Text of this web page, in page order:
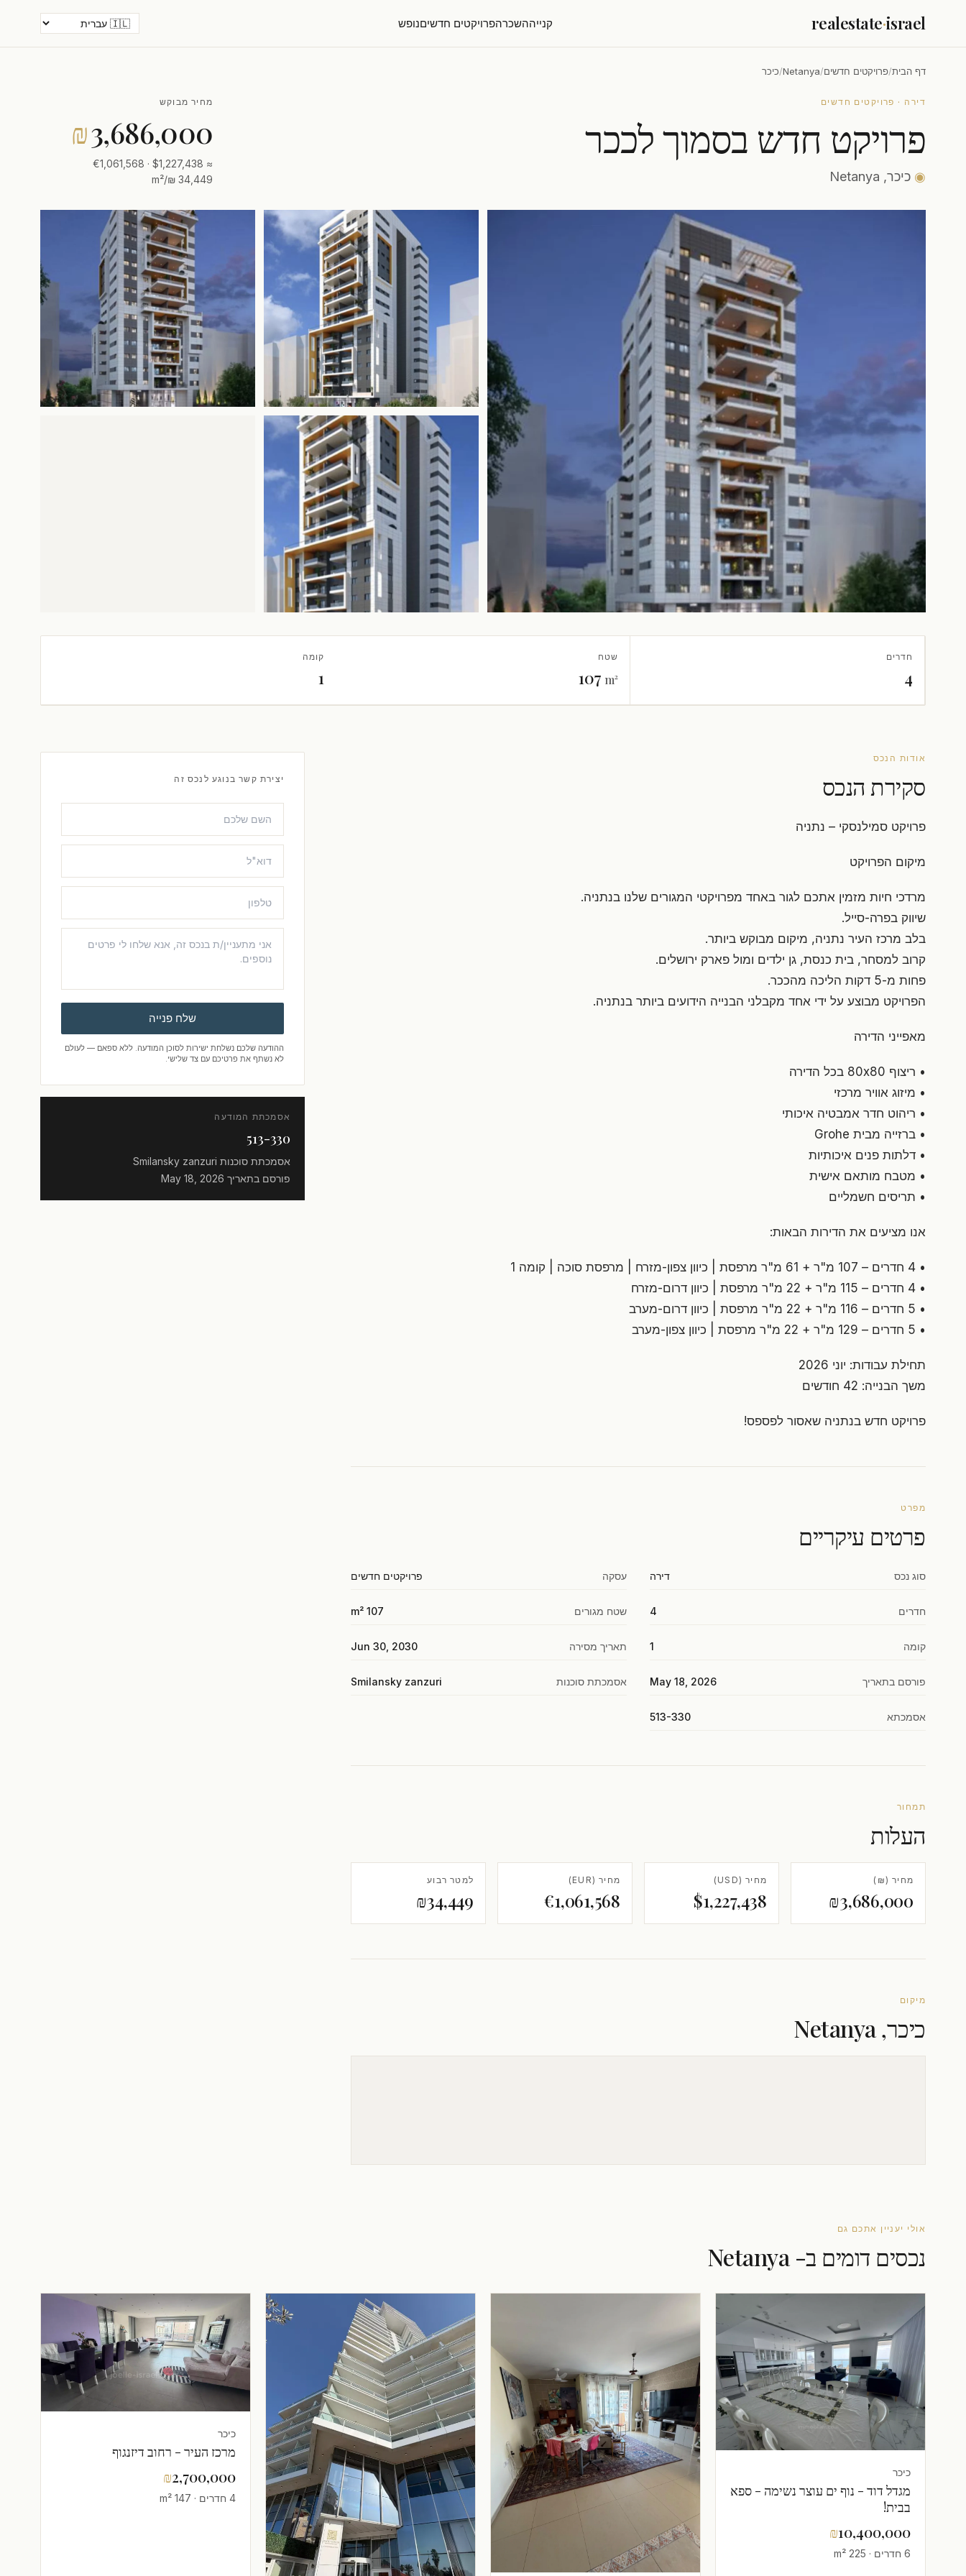
realestate·israel קנייההשכרהפרויקטים חדשיםנופש
דף הבית/פרויקטים חדשים/
Netanya
/כיכר
דירה · פרויקטים חדשים
פרויקט חדש בסמוך לככר
◉ כיכר, Netanya
מחיר מבוקש
₪3,686,000
≈ $1,227,438 · €1,061,568
34,449 ₪/m²
חדרים
4
שטח
107 m²
קומה
1
אודות הנכס
סקירת הנכס
פרויקט סמילנסקי – נתניה
מיקום הפרויקט
מרדכי חיות מזמין אתכם לגור באחד מפרויקטי המגורים שלנו בנתניה.
שיווק בפרה-סייל.
בלב מרכז העיר נתניה, מיקום מבוקש ביותר.
קרוב למסחר, בית כנסת, גן ילדים ומול פארק ירושלים.
פחות מ-5 דקות הליכה מהככר.
הפרויקט מבוצע על ידי אחד מקבלני הבנייה הידועים ביותר בנתניה.
מאפייני הדירה
• ריצוף 80x80 בכל הדירה
• מיזוג אוויר מרכזי
• ריהוט חדר אמבטיה איכותי
• ברזייה מבית Grohe
• דלתות פנים איכותיות
• מטבח מותאם אישית
• תריסים חשמליים
אנו מציעים את הדירות הבאות:
• 4 חדרים – 107 מ"ר + 61 מ"ר מרפסת | כיוון צפון-מזרח | מרפסת סוכה | קומה 1
• 4 חדרים – 115 מ"ר + 22 מ"ר מרפסת | כיוון דרום-מזרח
• 5 חדרים – 116 מ"ר + 22 מ"ר מרפסת | כיוון דרום-מערב
• 5 חדרים – 129 מ"ר + 22 מ"ר מרפסת | כיוון צפון-מערב
תחילת עבודות: יוני 2026
משך הבנייה: 42 חודשים
פרויקט חדש בנתניה שאסור לפספס!
מפרט
פרטים עיקריים
סוג נכס דירה עסקה פרויקטים חדשים
חדרים 4 שטח מגורים 107 m²
קומה 1 תאריך מסירה Jun 30, 2030
פורסם בתאריך May 18, 2026 אסמכתת סוכנות Smilansky zanzuri
אסמכתא 513-330
תמחור
העלות
מחיר (₪)
₪3,686,000
מחיר (USD)
$1,227,438
מחיר (EUR)
€1,061,568
למטר רבוע
₪34,449
מיקום
כיכר, Netanya
יצירת קשר בנוגע לנכס זה
שלח פנייה
ההודעה שלכם נשלחת ישירות לסוכן המודעה. ללא ספאם — לעולם
לא נשתף את פרטיכם עם צד שלישי.
אסמכתת המודעה
513-330
אסמכתת סוכנות
פורסם בתאריך
אולי יעניין אתכם גם
נכסים דומים ב- Netanya
כיכר
מגדל דוד - נוף ים עוצר נשימה - ספא
בבית!
₪10,400,000
6 חדרים · 225 m²
כיכר
מרכז העיר - רחוב דיזנגוף
₪2,700,000
4 חדרים · 147 m²